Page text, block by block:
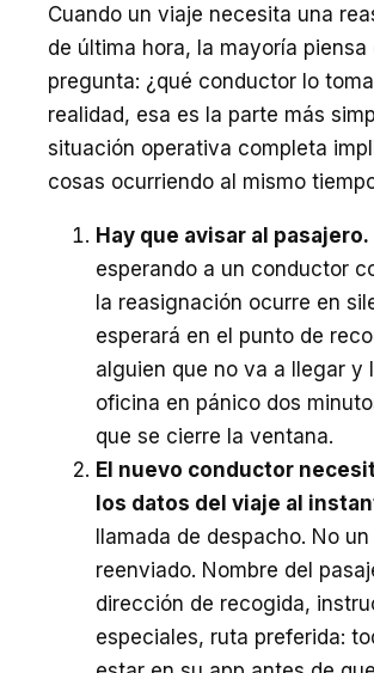
Cuando un viaje necesita una
de última hora, la mayoría piensa
pregunta: ¿qué conductor lo
realidad, esa es la parte más
situación operativa completa
cosas ocurriendo al mismo
Hay que avisar al pasajero.
esperando a un conductor
la reasignación ocurre en
esperará en el punto de
alguien que no va a llegar y
oficina en pánico dos
que se cierre la ventana.
El nuevo conductor
los datos del viaje al
llamada de despacho. No
reenviado. Nombre del
dirección de recogida,
especiales, ruta preferida: